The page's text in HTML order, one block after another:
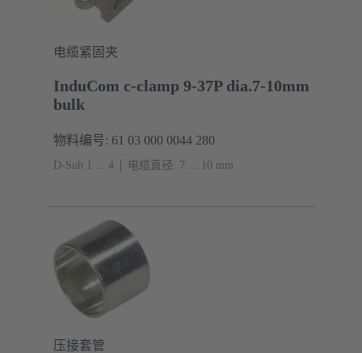
电缆紧固夹
InduCom c-clamp 9-37P dia.7-10mm
bulk
物料编号: 61 03 000 0044 280
D-Sub 1 ... 4 电缆直径: 7 ... 10 mm
压接套管